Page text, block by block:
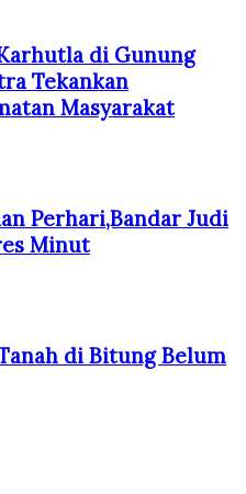
di Gunung
Tekankan
Masyarakat
Perhari,Bandar Judi
Minut
di Bitung Belum